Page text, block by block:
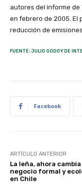
autores del informe de
en febrero de 2005. El
reducción de
FUENTE: JULIO GODOY DE
Facebook
ARTÍCULO ANTERIOR
La leña, ahora
negocio formal y
en Chile